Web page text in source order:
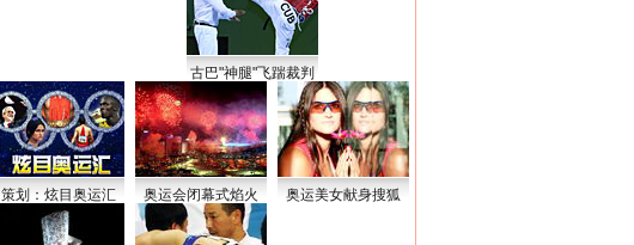
古巴"神腿"飞踹裁判
策划：炫目奥运汇 奥运会闭幕式焰火 奥运美女献身搜狐